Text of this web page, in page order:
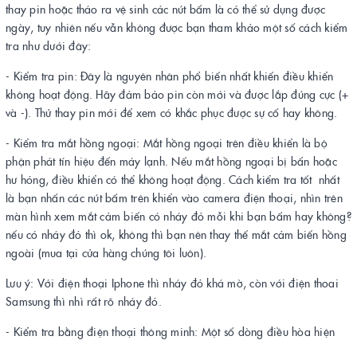
thay pin hoặc tháo ra vệ sinh các nút bấm là có thể sử dụng được
ngày, tuy nhiên nếu vẫn không được bạn tham khảo một số cách kiểm
tra như dưới đây:
- Kiểm tra pin: Đây là nguyên nhân phổ biến nhất khiến điều khiển
không hoạt động. Hãy đảm bảo pin còn mới và được lắp đúng cực (+
và -). Thử thay pin mới để xem có khắc phục được sự cố hay không.
- Kiểm tra mắt hồng ngoại: Mắt hồng ngoại trên điều khiển là bộ
phận phát tín hiệu đến máy lạnh. Nếu mắt hồng ngoại bị bẩn hoặc
hư hỏng, điều khiển có thể không hoạt động. Cách kiểm tra tốt nhất
là bạn nhấn các nút bấm trên khiển vào camera điện thoại, nhìn trên
màn hình xem mắt cảm biến có nháy đỏ mỗi khi bạn bấm hay không?
nếu có nháy đỏ thì ok, không thì bạn nên thay thế mắt cảm biến hồng
ngoài (mua tại cửa hàng chúng tôi luôn).
Lưu ý: Với điện thoại Iphone thì nháy đỏ khá mờ, còn với điện thoai
Samsung thì nhì rất rõ nháy đỏ.
- Kiểm tra bằng điện thoại thông minh: Một số dòng điều hòa hiện